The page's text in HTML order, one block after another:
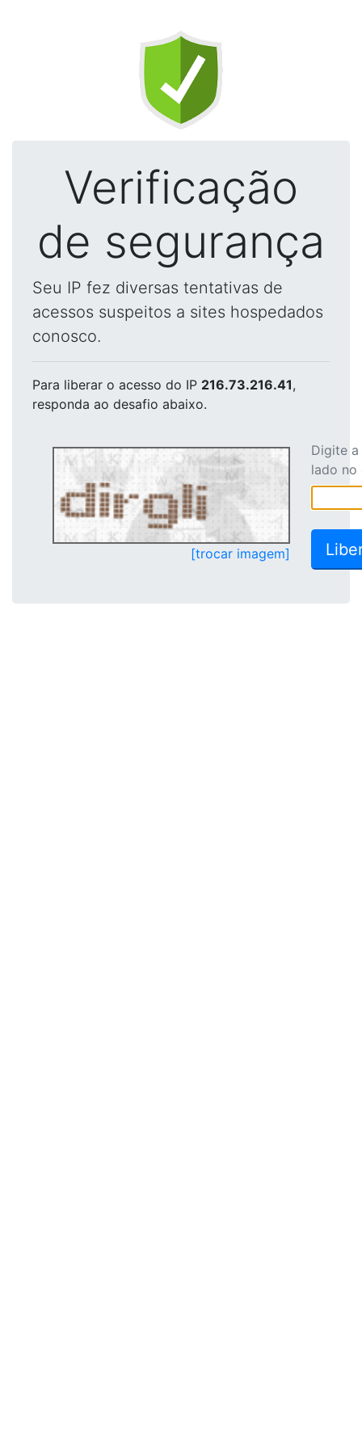
Verificação
de segurança
Seu IP fez diversas tentativas de
acessos suspeitos a sites hospedados
conosco.
Para liberar o acesso do IP 216.73.216.41,
responda ao desafio abaixo.
[trocar imagem]
Digite
lado no